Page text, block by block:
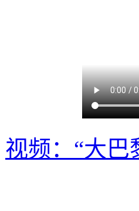
视频：“大巴